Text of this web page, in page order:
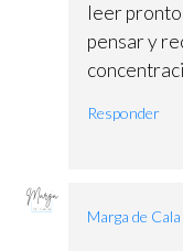
leer pronto
pensar y
Responder
Marga de Cala